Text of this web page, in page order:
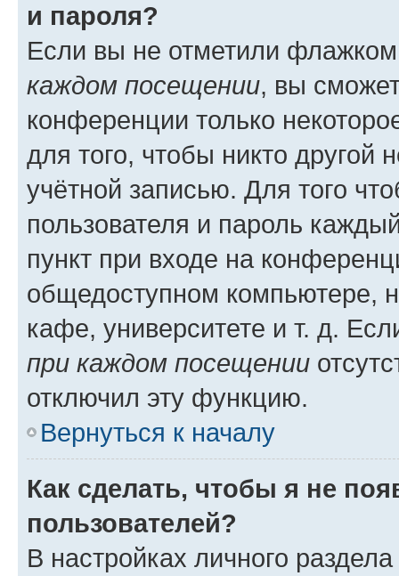
и пароля?
Если вы не отметили
каждом посещении, вы
конференции только
для того, чтобы никто другой
учётной записью. Для того
пользователя и пароль
пункт при входе на
общедоступном компьютере,
кафе, университете и т. д.
при каждом посещении
отключил эту функцию.
Вернуться к началу
Как сделать, чтобы я не
пользователей?
В настройках личного